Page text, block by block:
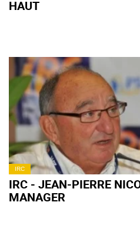
HAUT
IRC
IRC - JEAN-PIERRE
MANAGER